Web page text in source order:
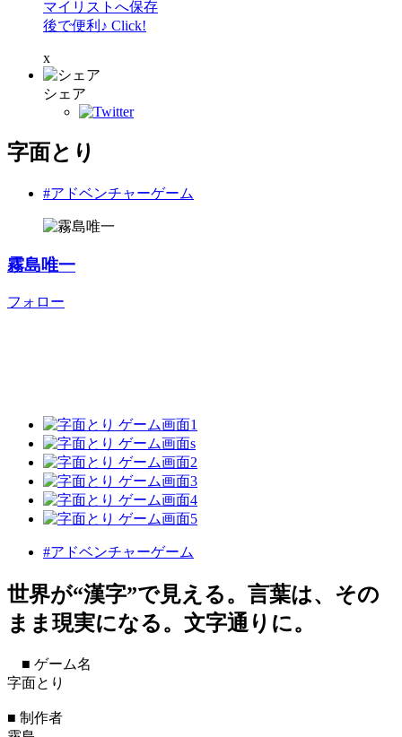
マイリストへ保存
後で便利♪ Click!
x
シェア
字面とり
#アドベンチャーゲーム
霧島唯一
フォロー
#アドベンチャーゲーム
世界が“漢字”で見える。言葉は、その
まま現実になる。文字通りに。
■ ゲーム名
字面とり
■ 制作者